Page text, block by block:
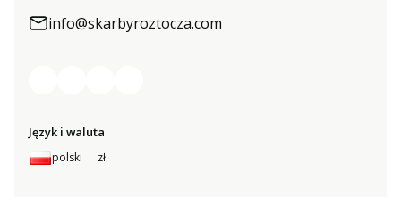
info@skarbyroztocza.com
Język i waluta
polski zł